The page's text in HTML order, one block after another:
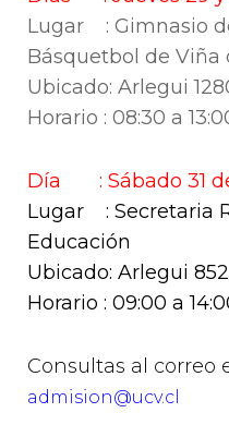
Lugar : Gimnasio
Básquetbol de Viña
Ubicado: Arlegui
Horario : 08:30 a
Día : Sábado 31
Lugar : Secretaria
Educación
Ubicado: Arlegui
Horario : 09:00 a
Consultas al correo
admision@ucv.cl